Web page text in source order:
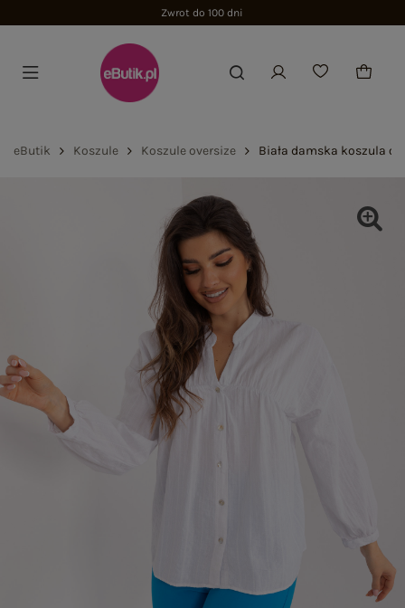
Zwrot do 100 dni
eButik Koszule Koszule oversize Biała damska koszula